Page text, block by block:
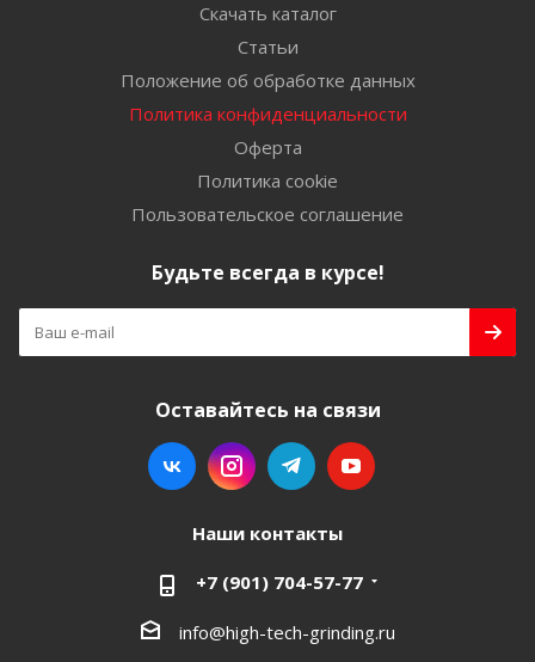
Скачать каталог
Статьи
Положение об обработке данных
Политика конфиденциальности
Оферта
Политика cookie
Пользовательское соглашение
Будьте всегда в курсе!
Оставайтесь на связи
Наши контакты
+7 (901) 704-57-77
info@high-tech-grinding.ru